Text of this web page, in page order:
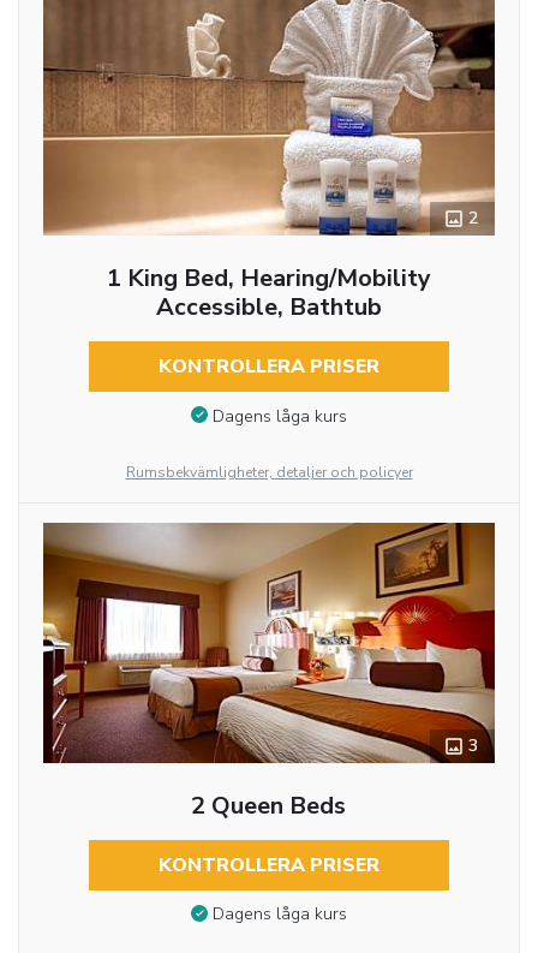
2
1 King Bed, Hearing/Mobility
Accessible, Bathtub
KONTROLLERA PRISER
Dagens låga kurs
Rumsbekvämligheter, detaljer och policyer
3
2 Queen Beds
KONTROLLERA PRISER
Dagens låga kurs